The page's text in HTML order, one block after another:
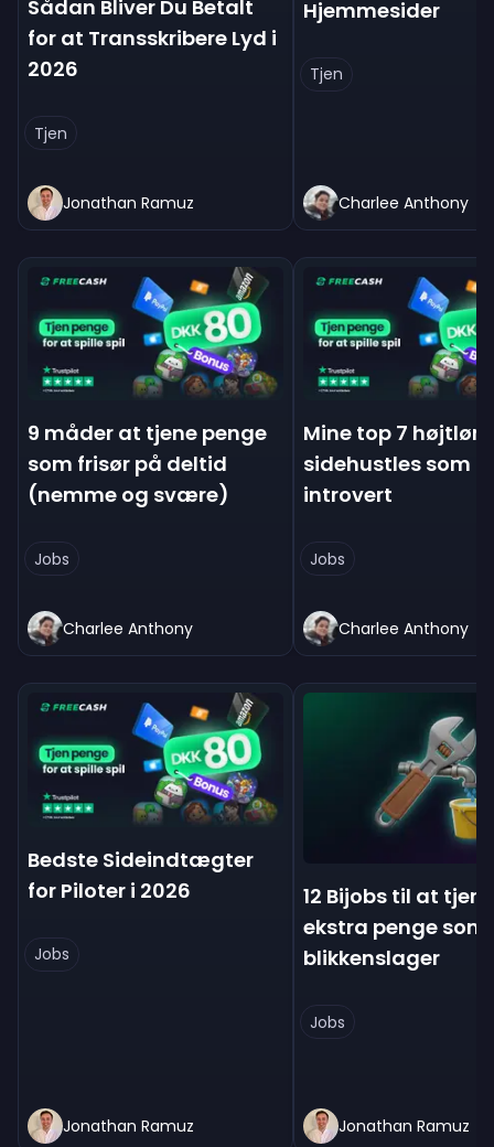
Sådan Bliver Du Betalt
for at Transskribere Lyd i
2026
Tjen
Jonathan Ramuz
Hjemmesider
Tjen
Charlee Anthony
9 måder at tjene penge
som frisør på deltid
(nemme og svære)
Jobs
Charlee Anthony
Mine top 7
sidehustles som
introvert
Jobs
Charlee Anthony
Bedste Sideindtægter
for Piloter i 2026
Jobs
Jonathan Ramuz
12 Bijobs til at tjene
ekstra penge som
blikkenslager
Jobs
Jonathan Ramuz